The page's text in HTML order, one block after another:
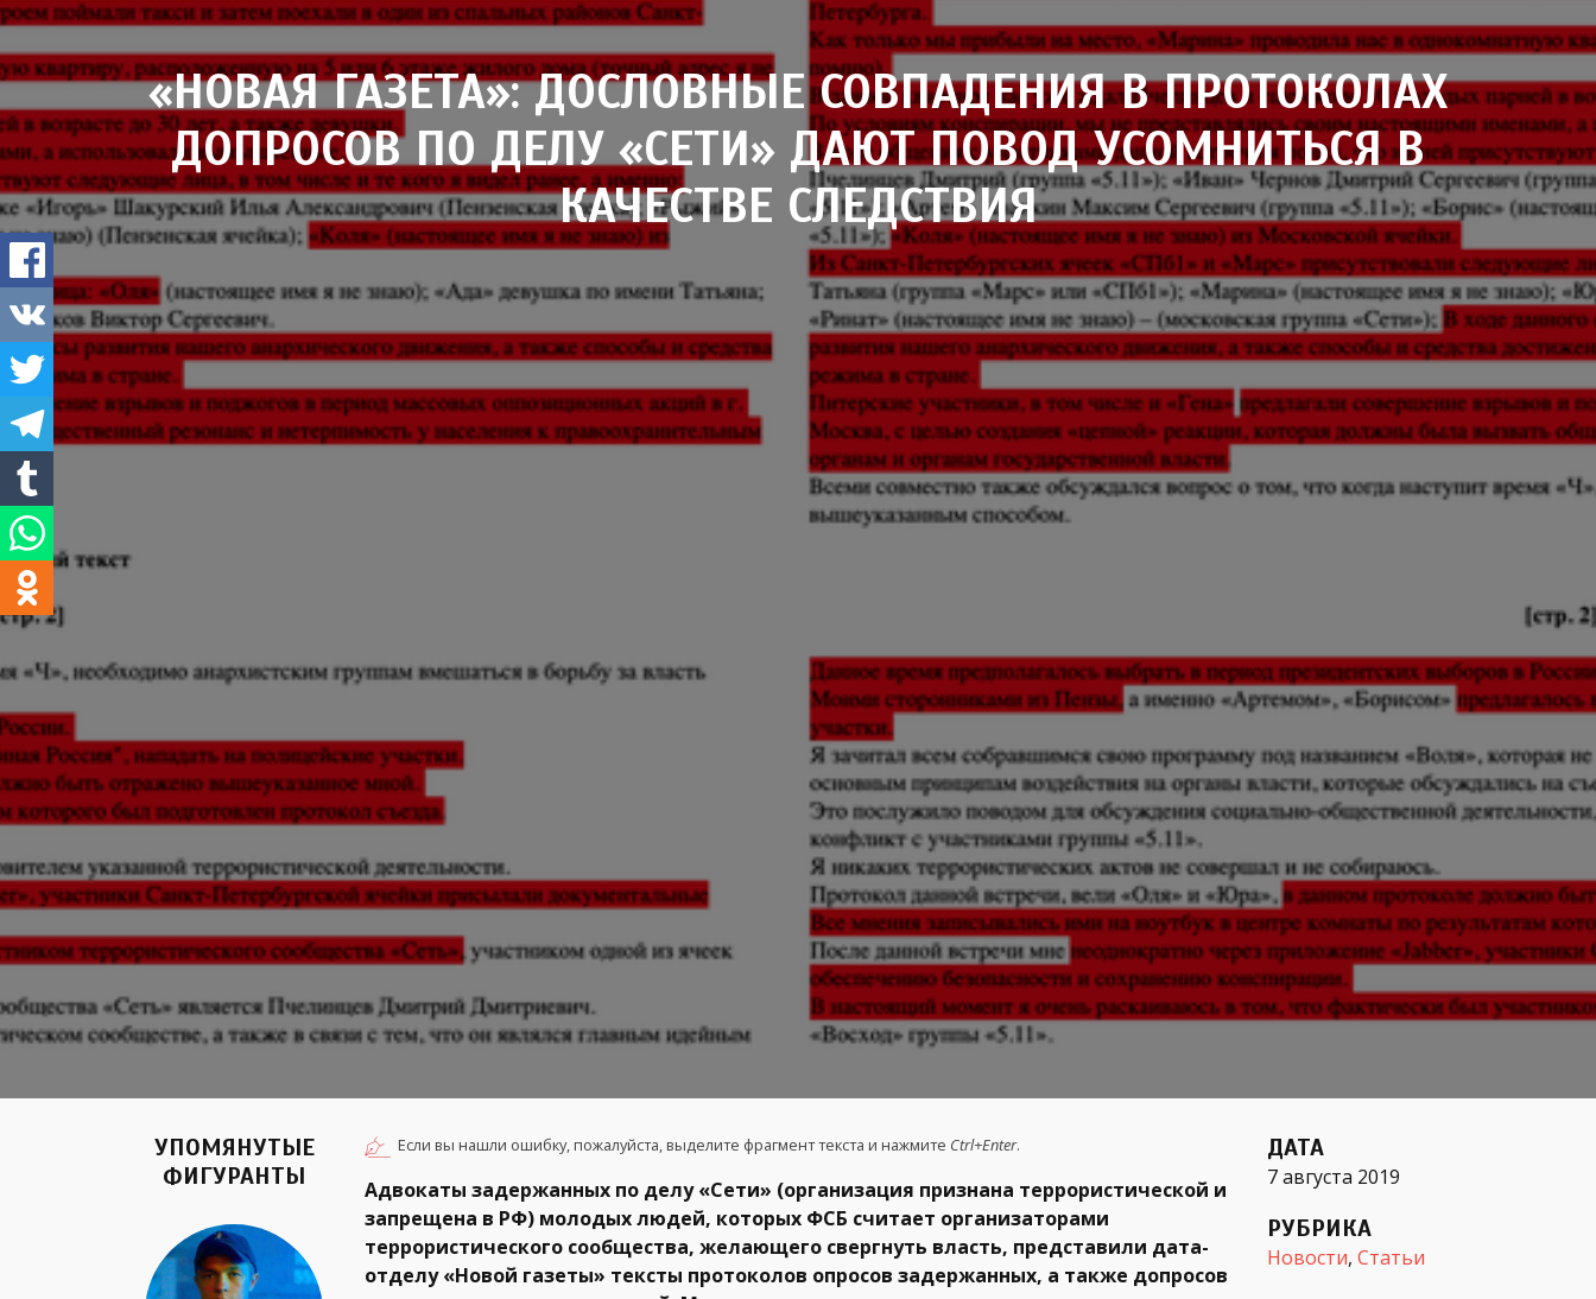
«НОВАЯ ГАЗЕТА»: ДОСЛОВНЫЕ СОВПАДЕНИЯ В ПРОТОКОЛАХ
ДОПРОСОВ ПО ДЕЛУ «СЕТИ» ДАЮТ ПОВОД УСОМНИТЬСЯ В
КАЧЕСТВЕ СЛЕДСТВИЯ
УПОМЯНУТЫЕ
ФИГУРАНТЫ
Если вы нашли ошибку, пожалуйста, выделите фрагмент текста и нажмите Ctrl+Enter.
Адвокаты задержанных по делу «Сети» (организация признана террористической и
запрещена в РФ) молодых людей, которых ФСБ считает организаторами
террористического сообщества, желающего свергнуть власть, представили дата-
отделу «Новой газеты» тексты протоколов опросов задержанных, а также допросов
ДАТА
7 августа 2019
РУБРИКА
Новости, Статьи